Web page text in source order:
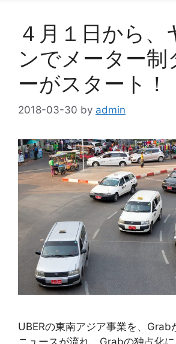
４月１日から、
ンでメーター制
ーがスタート！
2018-03-30 by admin
UBERの東南アジア事業を、Grab
ニュースが流れ、Grabの独占化